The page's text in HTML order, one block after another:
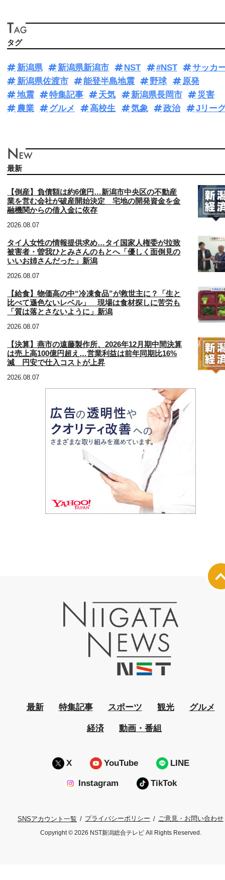
タグ
新潟県 新潟県新潟市 NST #NST
サッカ
新潟県佐渡市
能登半島地震 野球
原発
地震
特集記事 天気 新潟県長岡市
災害
農業
グルメ 高校生 気象 政治 Jリー
最新
【倒産】負債額は約6億円…新潟市中央区の不動産
業を営む会社が破産開始決定 宅地の開発資金を金
融機関からの借入金に依存
2026.08.07
タイ人女性の情報提供求め…タイ国家人権委が拉致
被害者・曽我ひとみさんのもとへ「優しく面倒見の
いいお姉さんだった」新潟
2026.08.07
【給食】物価高の中“冷凍食品”が救世主に？「生と
比べて遜色ないレベル」 現場は食材探しに苦労も
「質は落とさないように」新潟
2026.08.07
【決算】燕市の遠藤製作所、2026年12月期中間決算
は売上高100億円超え…営業利益は前年同期比16%
減 円安で仕入コストが上昇
2026.08.07
最新 特集記事 スポーツ 観光 グルメ
経済 動画・番組
X YouTube LINE
Instagram TikTok
SNSアカウント一覧 プライバシーポリシー ご意見・お問い合わせ
Copyright © 2026 NST新潟総合テレビ All Rights Reserved.